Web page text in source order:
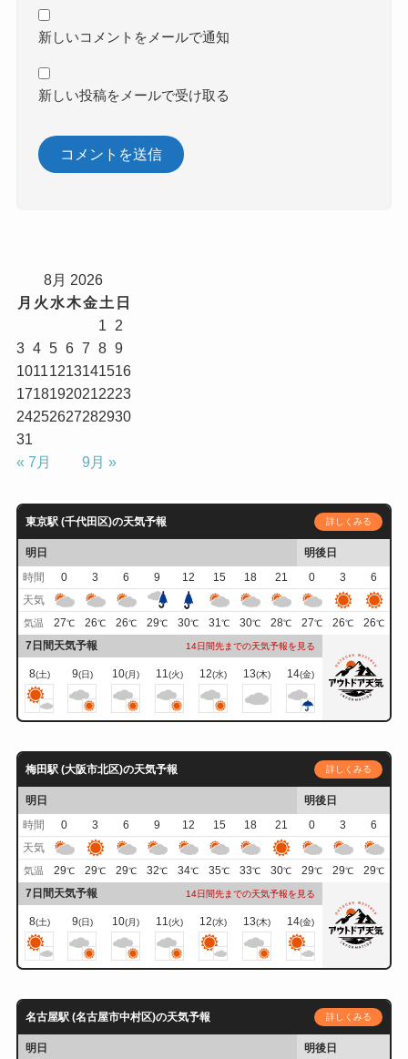
新しいコメントをメールで通知
新しい投稿をメールで受け取る
8月 2026
月 火 水木金土 日
1
2
3 4 5 6 7 8 9
10111213141516
17181920212223
24252627282930
31
« 7月
9月 »
東京駅 (千代田区)の天気予報 詳しくみる
明日
明後日
時間
0 3 6 9 12 15 18 21 0 3
6
天気
気温 27℃ 26℃ 26℃ 29℃ 30℃ 31℃ 30℃ 28℃ 27℃ 26℃ 26℃
7日間天気予報 14日間先までの天気予報を見る
8(土) 9(日) 10(月) 11 (火) 12(水) 13(木) 14(金)
梅田駅 (大阪市北区)の天気予報 詳しくみる
明日
明後日
時間
0 3 6 9 12 15 18 21 0 3
6
天気
気温 29℃ 29℃ 29℃ 32℃ 34℃ 35℃ 33℃ 30℃ 29℃ 29℃ 29℃
7日間天気予報 14日間先までの天気予報を見る
8(土) 9(日) 10(月) 11 (火) 12(水) 13(木) 14(金)
名古屋駅 (名古屋市中村区)の天気予報 詳しくみる
明日 明後日